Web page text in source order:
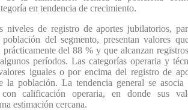
en tendencia de crecimiento.
niveles de registro de aportes jubilatorios,
del segmento, presentan valores
prácticamente del 88 % y que alcanzan
períodos. Las categorías operaria y
iguales o por encima del registro de
la población. La tendencia general se asocia
calificación operaria, en donde sus
estimación cercana.